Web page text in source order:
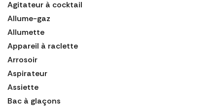
Agitateur à cocktail
Allume-gaz
Allumette
Appareil à raclette
Arrosoir
Aspirateur
Assiette
Bac à glaçons